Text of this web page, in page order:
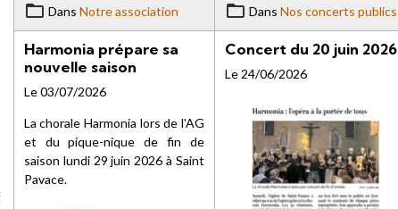
Dans Notre association
Harmonia prépare sa
nouvelle saison
Le 03/07/2026
La chorale Harmonia lors de l'AG
et du pique-nique de fin de
saison lundi 29 juin 2026 à Saint
Pavace.
Dans Nos concerts publics
Concert du 20 juin 2026
Le 24/06/2026